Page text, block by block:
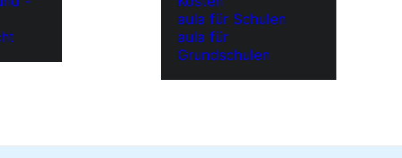
aula für Schulen
aula für
Grundschulen